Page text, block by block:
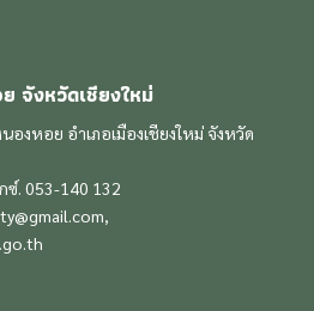
จังหวัดเชียงใหม่
งหอย อำเภอเมืองเชียงใหม่ จังหวัด
ซ์. 053-140 132
,